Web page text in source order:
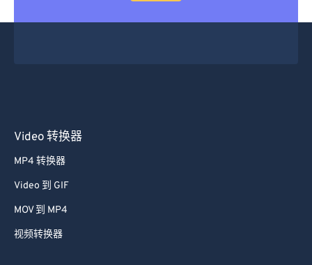
Video 转换器
MP4 转换器
Video 到 GIF
MOV 到 MP4
视频转换器